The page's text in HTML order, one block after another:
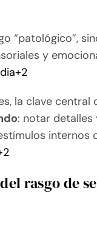
“patológico”,
y
+2
la clave central
: notar detalles
internos
rasgo de